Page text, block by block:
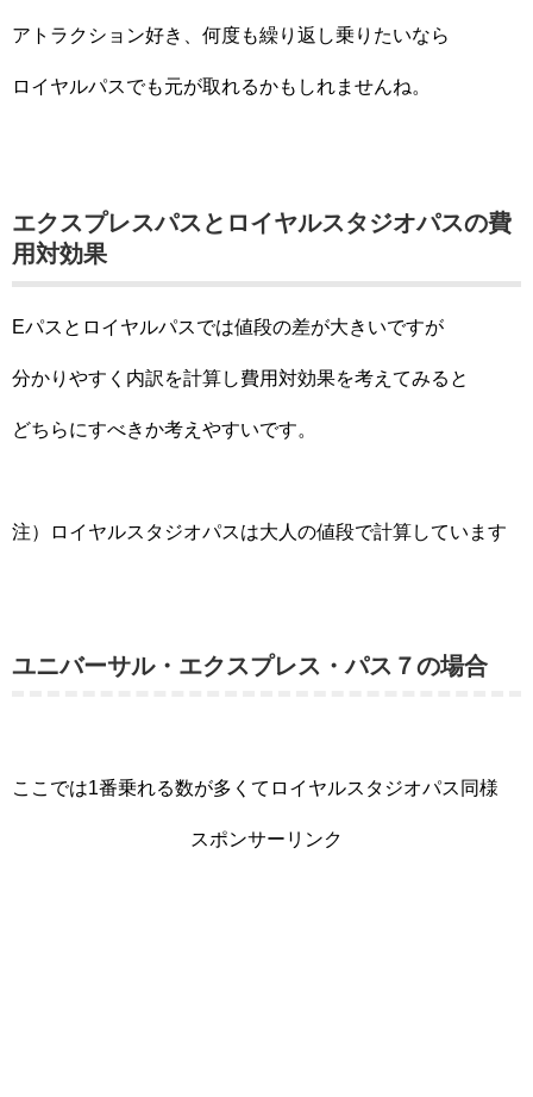
アトラクション好き、何度も繰り返し乗りたいなら
ロイヤルパスでも元が取れるかもしれませんね。
エクスプレスパスとロイヤルスタジオパスの費
用対効果
Eパスとロイヤルパスでは値段の差が大きいですが
分かりやすく内訳を計算し費用対効果を考えてみると
どちらにすべきか考えやすいです。
注）ロイヤルスタジオパスは大人の値段で計算しています
ユニバーサル・エクスプレス・パス７の場合
ここでは1番乗れる数が多くてロイヤルスタジオパス同様
スポンサーリンク